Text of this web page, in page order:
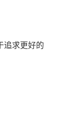
追求更好的